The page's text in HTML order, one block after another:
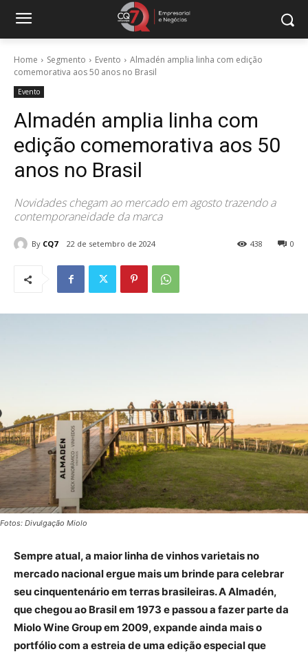
Home Segmento Evento
Almadén amplia linha com edição
comemorativa aos 50 anos no Brasil
Evento
Almadén amplia linha com
edição comemorativa aos 50
anos no Brasil
Novidades chegam ao mercado em agosto trazendo a
contemporaneidade da marca
By CQ7 22 de setembro de 2024 0
438
Fotos: Divulgação Miolo
Sempre atual, a maior linha de vinhos varietais no
mercado nacional ergue mais um brinde para celebrar
seu cinquentenário em terras brasileiras. A Almadén,
que chegou ao Brasil em 1973 e passou a fazer parte da
Miolo Wine Group em 2009, expande ainda mais o
portfólio com a estreia de uma edição especial que